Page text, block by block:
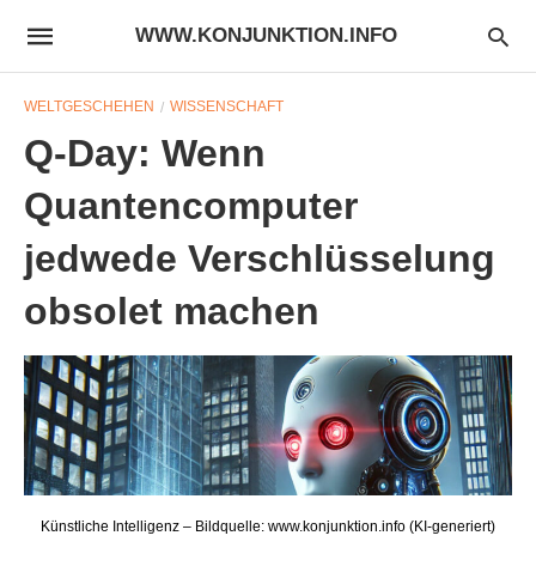
WWW.KONJUNKTION.INFO
WELTGESCHEHEN WISSENSCHAFT
Q-Day: Wenn
Quantencomputer
jedwede Verschlüsselung
obsolet machen
Künstliche Intelligenz – Bildquelle: www.konjunktion.info (KI-generiert)